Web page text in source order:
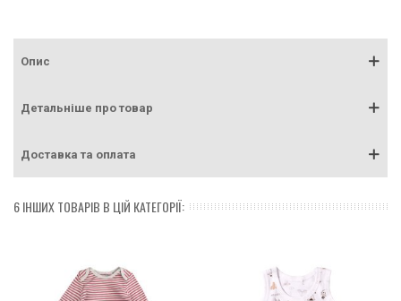
Опис
Детальніше про товар
Доставка та оплата
6 ІНШИХ ТОВАРІВ В ЦІЙ КАТЕГОРІЇ: